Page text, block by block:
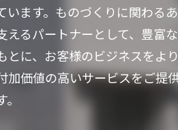
います。 ものづくりに関わる
えるパートナーとして、豊富
とに、お客様のビジネスをよ
加価値の高いサービスをご提